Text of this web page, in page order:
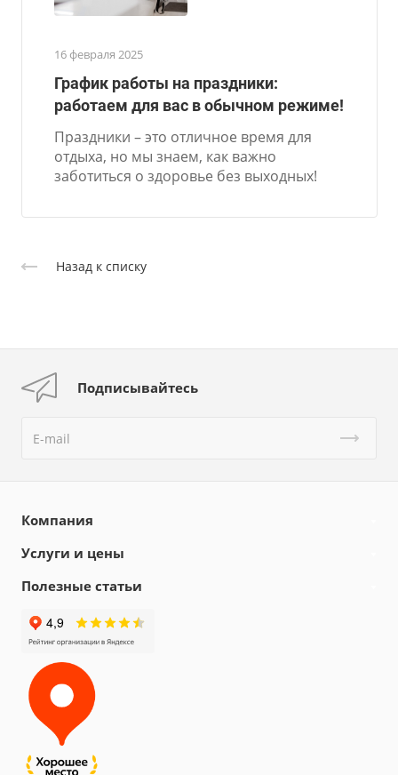
16 февраля 2025
График работы на праздники:
работаем для вас в обычном режиме!
Праздники – это отличное время для
отдыха, но мы знаем, как важно
заботиться о здоровье без выходных!
Назад к списку
Подписывайтесь
Компания
Услуги и цены
Полезные статьи